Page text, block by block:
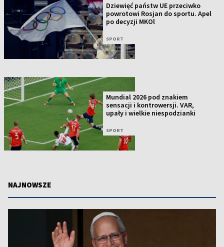
Dziewięć państw UE przeciwko
powrotowi Rosjan do sportu. Apel
po decyzji MKOl
SPORT
Mundial 2026 pod znakiem
sensacji i kontrowersji. VAR,
upały i wielkie niespodzianki
SPORT
NAJNOWSZE